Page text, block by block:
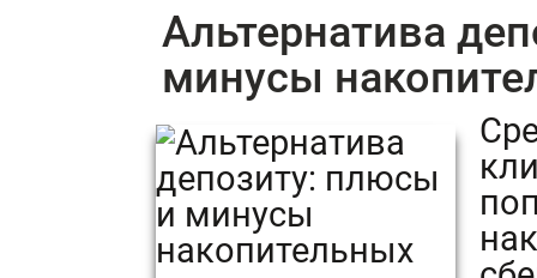
Альтернатива
минусы